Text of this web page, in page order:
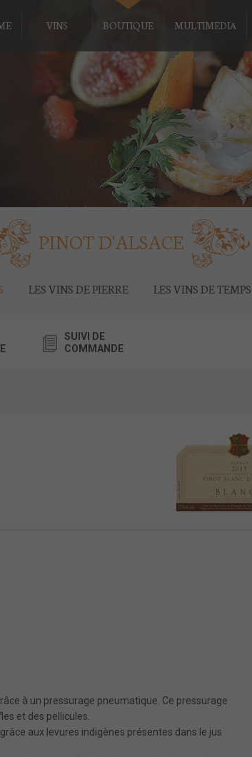
VINS BOUTIQUE MULTIMEDIA
PINOT D'ALSACE
LES VINS DE PIERRE LES VINS DE TEMPS
SUIVI DE
COMMANDE
à un pressurage pneumatique. Ce pressurage
et des pellicules.
aux levures indigènes présentes dans le jus